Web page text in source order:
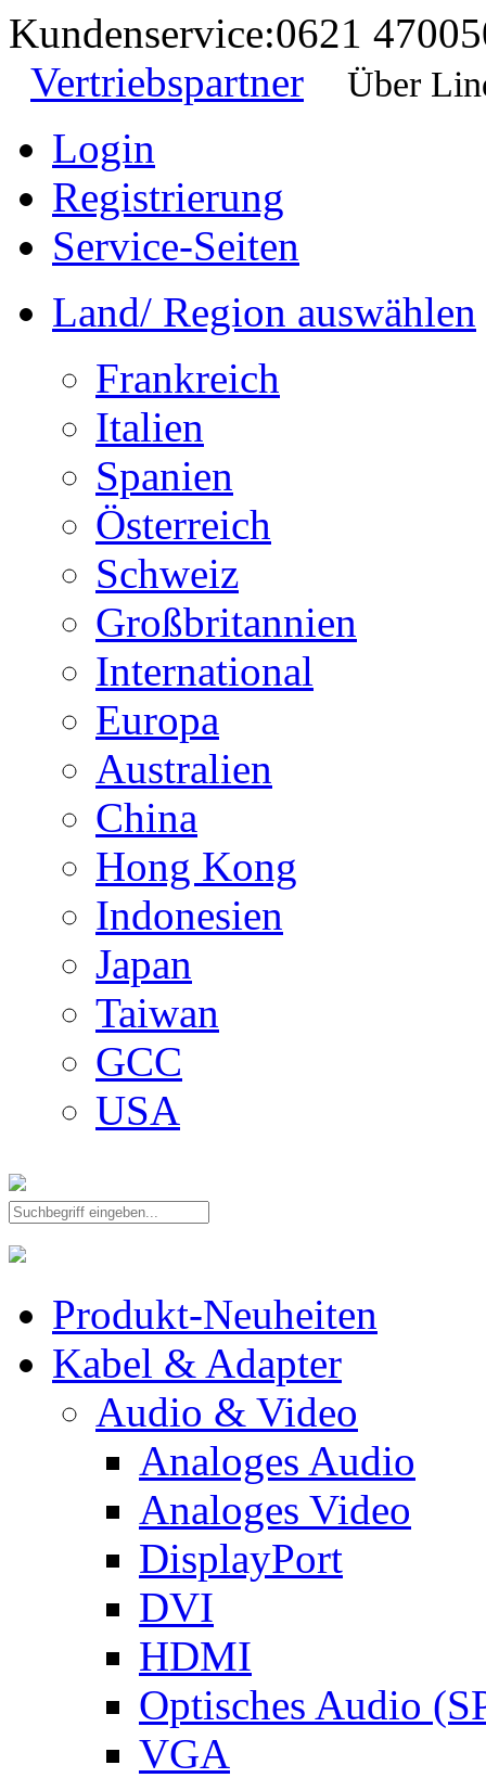
Kundenservice:0621
Vertriebspartner
Über
Login
Registrierung
Service-Seiten
Land/ Region auswählen
Frankreich
Italien
Spanien
Österreich
Schweiz
Großbritannien
International
Europa
Australien
China
Hong Kong
Indonesien
Japan
Taiwan
GCC
USA
Produkt-Neuheiten
Kabel & Adapter
Audio & Video
Analoges Audio
Analoges Video
DisplayPort
DVI
HDMI
Optisches Audio
VGA